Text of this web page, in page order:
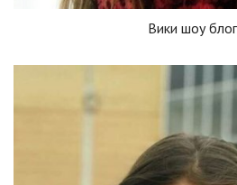
Вики шоу